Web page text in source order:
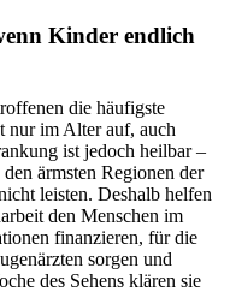
Kinder endlich
die häufigste
nur im Alter auf, auch
ist jedoch heilbar –
ärmsten Regionen der
leisten. Deshalb helfen
den Menschen im
finanzieren, für die
sorgen und
des Sehens klären sie